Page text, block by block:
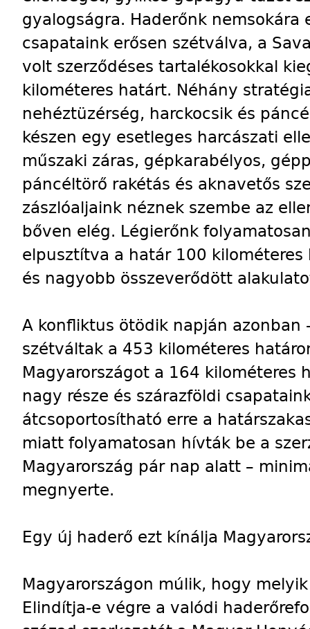
gyalogságra. Haderőnk nemsokára
csapataink erősen szétválva, a
volt szerződéses tartalékosokkal
kilométeres határt. Néhány
nehéztüzérség, harckocsik és
készen egy esetleges harcászati
műszaki záras, gépkarabélyos,
páncéltörő rakétás és aknavetős
zászlóaljaink néznek szembe az
bőven elég. Légierőnk
elpusztítva a határ 100
és nagyobb összeverődött
A konfliktus ötödik napján azonban
szétváltak a 453 kilométeres
Magyarországot a 164 kilométeres
nagy része és szárazföldi
átcsoportosítható erre a
miatt folyamatosan hívták be a
Magyarország pár nap alatt –
megnyerte.
Egy új haderő ezt kínálja
Magyarországon múlik, hogy
Elindítja-e végre a valódi